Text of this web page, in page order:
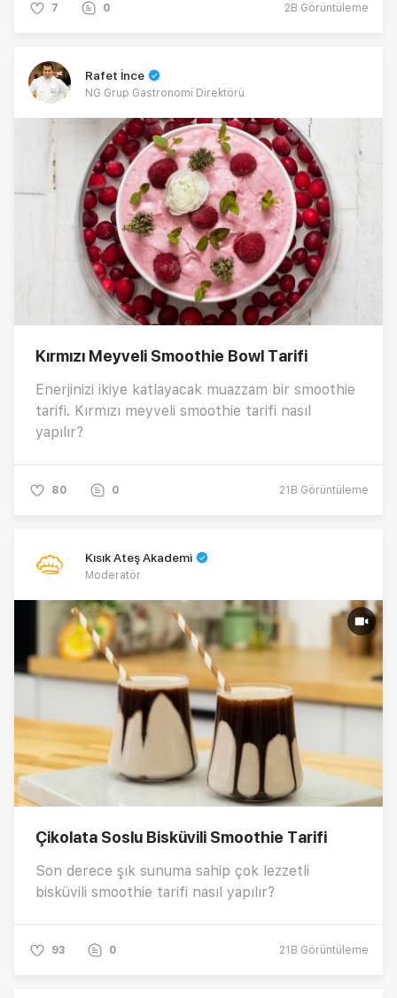
nelerdir?” gibi sıkça aranan sorulara lezzet dolu
7 0 2B Görüntüleme
Rafet İnce
NG Grup Gastronomi Direktörü
Kırmızı Meyveli Smoothie Bowl Tarifi
Enerjinizi ikiye katlayacak muazzam bir smoothie
tarifi. Kırmızı meyveli smoothie tarifi nasıl
yapılır?
80 0 21B Görüntüleme
Kısık Ateş Akademi
Moderatör
Çikolata Soslu Bisküvili Smoothie Tarifi
Son derece şık sunuma sahip çok lezzetli
bisküvili smoothie tarifi nasıl yapılır?
93 0 21B Görüntüleme